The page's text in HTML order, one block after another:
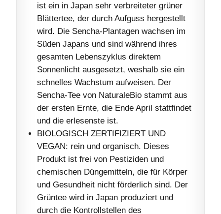
ist ein in Japan sehr verbreiteter grüner
Blättertee, der durch Aufguss hergestellt
wird. Die Sencha-Plantagen wachsen im
Süden Japans und sind während ihres
gesamten Lebenszyklus direktem
Sonnenlicht ausgesetzt, weshalb sie ein
schnelles Wachstum aufweisen. Der
Sencha-Tee von NaturaleBio stammt aus
der ersten Ernte, die Ende April stattfindet
und die erlesenste ist.
BIOLOGISCH ZERTIFIZIERT UND
VEGAN: rein und organisch. Dieses
Produkt ist frei von Pestiziden und
chemischen Düngemitteln, die für Körper
und Gesundheit nicht förderlich sind. Der
Grüntee wird in Japan produziert und
durch die Kontrollstellen des